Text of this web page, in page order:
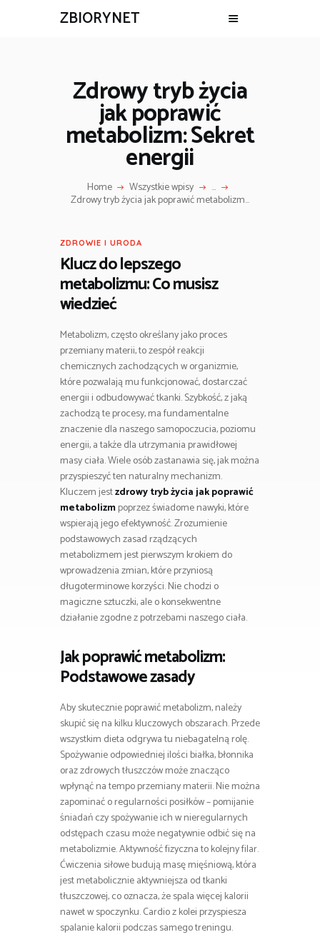
ZBIORYNET
Zdrowy tryb życia
jak poprawić
metabolizm: Sekret
energii
Home Wszystkie wpisy ...
Zdrowy tryb życia jak poprawić metabolizm...
ZDROWIE I URODA
Klucz do lepszego
metabolizmu: Co musisz
wiedzieć
Metabolizm, często określany jako proces
przemiany materii, to zespół reakcji
chemicznych zachodzących w organizmie,
które pozwalają mu funkcjonować, dostarczać
energii i odbudowywać tkanki. Szybkość, z jaką
zachodzą te procesy, ma fundamentalne
znaczenie dla naszego samopoczucia, poziomu
energii, a także dla utrzymania prawidłowej
masy ciała. Wiele osób zastanawia się, jak można
przyspieszyć ten naturalny mechanizm.
Kluczem jestzdrowy tryb życia jak poprawić
metabolizmpoprzez świadome nawyki, które
wspierają jego efektywność. Zrozumienie
podstawowych zasad rządzących
metabolizmem jest pierwszym krokiem do
wprowadzenia zmian, które przyniosą
długoterminowe korzyści. Nie chodzi o
magiczne sztuczki, ale o konsekwentne
działanie zgodne z potrzebami naszego ciała.
Jak poprawić metabolizm:
Podstawowe zasady
Aby skutecznie poprawić metabolizm, należy
skupić się na kilku kluczowych obszarach. Przede
wszystkim dieta odgrywa tu niebagatelną rolę.
Spożywanie odpowiedniej ilości białka, błonnika
oraz zdrowych tłuszczów może znacząco
wpłynąć na tempo przemiany materii. Nie można
zapominać o regularności posiłków – pomijanie
śniadań czy spożywanie ich w nieregularnych
odstępach czasu może negatywnie odbić się na
metabolizmie. Aktywność fizyczna to kolejny filar.
Ćwiczenia siłowe budują masę mięśniową, która
jest metabolicznie aktywniejsza od tkanki
tłuszczowej, co oznacza, że spala więcej kalorii
nawet w spoczynku. Cardio z kolei przyspiesza
spalanie kalorii podczas samego treningu.